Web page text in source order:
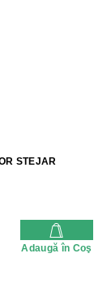
STEJAR
Adaugă în Coş